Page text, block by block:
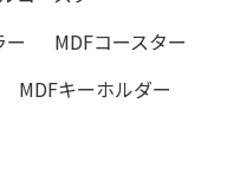
ー
MDFコースター
MDFキーホルダー